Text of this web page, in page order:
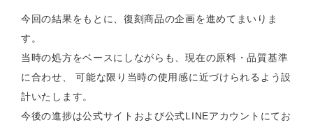
今回の結果をもとに、復刻商品の企画を進めてまいりま
す。
当時の処方をベースにしながらも、現在の原料・品質基準
に合わせ、 可能な限り当時の使用感に近づけられるよう設
計いたします。
今後の進捗は公式サイトおよび公式LINEアカウントにてお